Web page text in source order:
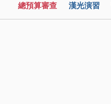
總預算審查 漢光演習